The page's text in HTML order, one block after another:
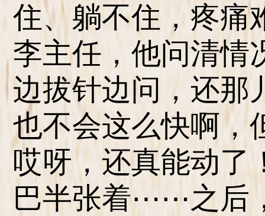
住、躺不住，疼痛
李主任，他问清情
边拔针边问，还那
也不会这么快啊，
哎呀，还真能动了
巴半张着⋯⋯之后